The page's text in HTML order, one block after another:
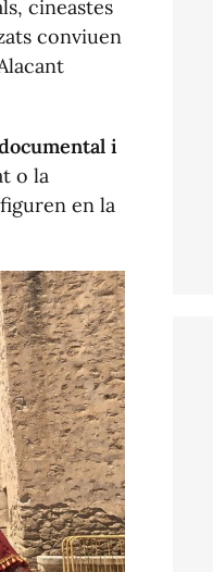
cineastes
conviuen
i
o la
en la